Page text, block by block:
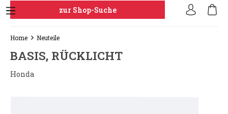
zur Shop-Suche
Home Neuteile
BASIS, RÜCKLICHT
Honda